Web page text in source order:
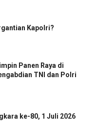
Kapolri?
Panen Raya di
TNI dan Polri
ke-80, 1 Juli 2026